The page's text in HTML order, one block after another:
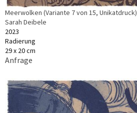
Meerwolken (Variante 7 von 15, Unikatdruck)
Sarah Deibele
2023
Radierung
29 x 20 cm
Anfrage